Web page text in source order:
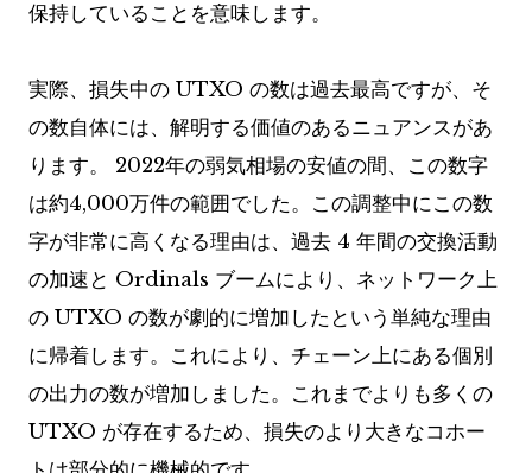
保持していることを意味します。
実際、損失中の UTXO の数は過去最高ですが、そ
の数自体には、解明する価値のあるニュアンスがあ
ります。 2022年の弱気相場の安値の間、この数字
は約4,000万件の範囲でした。この調整中にこの数
字が非常に高くなる理由は、過去 4 年間の交換活動
の加速と Ordinals ブームにより、ネットワーク上
の UTXO の数が劇的に増加したという単純な理由
に帰着します。これにより、チェーン上にある個別
の出力の数が増加しました。これまでよりも多くの
UTXO が存在するため、損失のより大きなコホー